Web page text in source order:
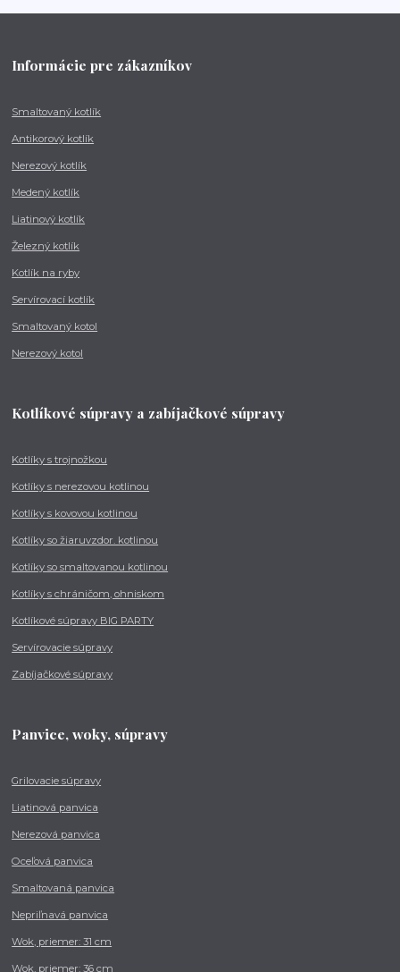
Informácie pre zákazníkov
Smaltovaný kotlík
Antikorový kotlík
Nerezový kotlík
Medený kotlík
Liatinový kotlík
Železný kotlík
Kotlík na ryby
Servírovací kotlík
Smaltovaný kotol
Nerezový kotol
Kotlíkové súpravy a zabíjačkové súpravy
Kotlíky s trojnožkou
Kotlíky s nerezovou kotlinou
Kotlíky s kovovou kotlinou
Kotlíky so žiaruvzdor. kotlinou
Kotlíky so smaltovanou kotlinou
Kotlíky s chráničom, ohniskom
Kotlíkové súpravy BIG PARTY
Servírovacie súpravy
Zabíjačkové súpravy
Panvice, woky, súpravy
Grilovacie súpravy
Liatinová panvica
Nerezová panvica
Oceľová panvica
Smaltovaná panvica
Nepriľnavá panvica
Wok, priemer: 31 cm
Wok, priemer: 36 cm